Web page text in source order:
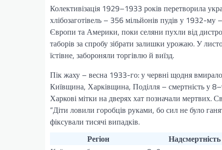
Колективізація 1929–1933 років перетворила
хлібозаготівель – 356 мільйонів пудів у 1932-
Європи та Америки, поки селяни пухли від
таборів за спробу зібрати залишки урожаю. У
їстівне, забороняли торгівлю й виїзд.
Пік жаху – весна 1933-го: у червні щодня
Київщина, Харківщина, Поділля – смертність у
Харкові мітки на дверях хат позначали мертвих.
“Діти ловили горобців руками, бо сил не було
фіксували тисячі випадків.
Регіон